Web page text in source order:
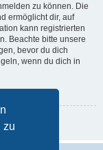
zu
zu können. Die
ermöglicht dir, auf
kann registrierten
Beachte bitte unsere
bevor du dich
wenn du dich in